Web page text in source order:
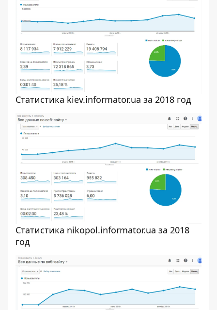
Статистика kiev.informator.ua за 2018 год
Статистика nikopol.informator.ua за 2018
год